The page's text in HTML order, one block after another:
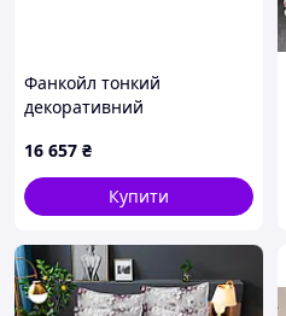
Фанкойл тонкий
декоративний
16 657 ₴
Купити